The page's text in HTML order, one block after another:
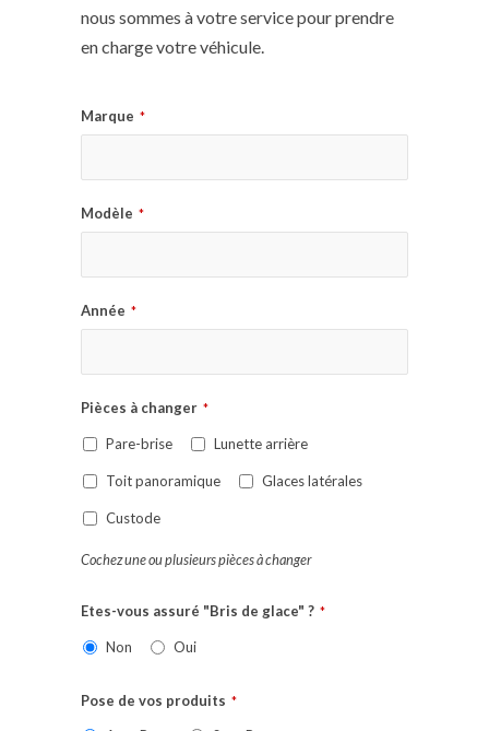
nous sommes à votre service pour prendre
en charge votre véhicule.
Marque *
Modèle *
Année *
Pièces à changer *
Pare-brise Lunette arrière
Toit panoramique Glaces latérales
Custode
Cochez une ou plusieurs pièces à changer
Etes-vous assuré "Bris de glace" ? *
Non Oui
Pose de vos produits *